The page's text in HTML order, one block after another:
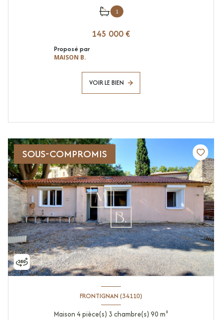
1
145 000 €
Proposé par
MAISON B.
VOIR LE BIEN
SOUS-COMPROMIS
FRONTIGNAN (34110)
Maison 4 pièce(s) 3 chambre(s) 90 m²